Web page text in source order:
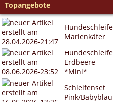
Topangebote
Hundeschleife
Marienkäfer
Hundeschleife
Erdbeere
*Mini*
Schleifenset
Pink/Babyblau